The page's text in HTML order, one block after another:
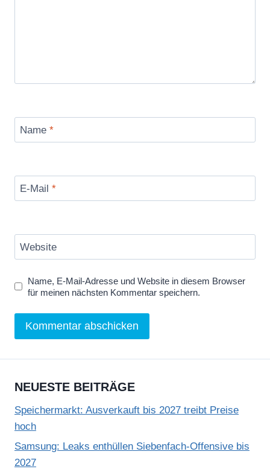
Name *
E-Mail *
Website
Name, E-Mail-Adresse und Website in diesem Browser
für meinen nächsten Kommentar speichern.
NEUESTE BEITRÄGE
Speichermarkt: Ausverkauft bis 2027 treibt Preise
hoch
Samsung: Leaks enthüllen Siebenfach-Offensive bis
2027